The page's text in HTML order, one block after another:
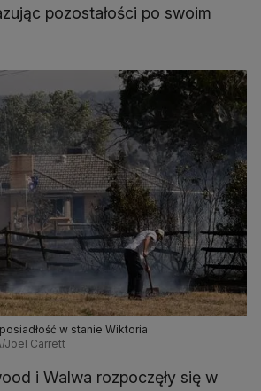
pozostałości po swoim
w stanie Wiktoria
Joel Carrett
i Walwa rozpoczęły się w